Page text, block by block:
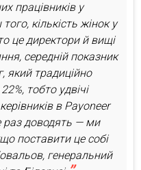
працівників у
кількість жінок у
це директори й вищі
середній показник
який традиційно
тобто удвічі
в Payoneer
раз доводять — ми
поставити це собі
генеральний